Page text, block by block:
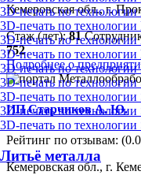
3D-печать по
3D-печать по
3D-печать по
3D-печать по
3D-печать по
3D-печать по технологии
3D-печать по технологии
3D-печать по
3D-печать по технологии
Литьё металла
Кемеровская обл., г.
Стаж (лет):81
752
Подробнее о
ИП Старчиков А. Ю.
Рейтинг по отзывам:
Кемеровская обл., г.